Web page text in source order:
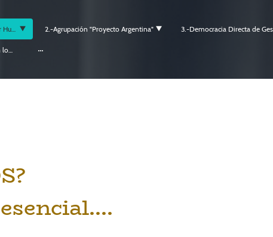
1.-Agrupacion “Teoría Pura del Ser Humano”. 2.-Agrupación "Proyecto Argentina"
6.-Agrupación Volvamos a vivir en los pueblo